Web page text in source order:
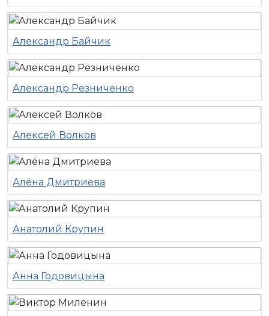
Александр Байчик
Александр Резниченко
Алексей Волков
Алёна Дмитриева
Анатолий Крупин
Анна Годовицына